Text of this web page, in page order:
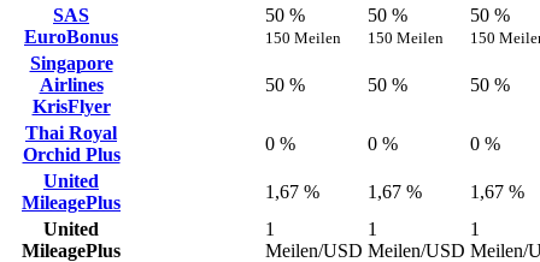
SAS
EuroBonus
50 %
150 Meilen
50 %
150 Meilen
50 %
150
Singapore
Airlines
KrisFlyer
50 % 50 % 50 %
Thai Royal
Orchid Plus
0 % 0 %
0 %
United
MileagePlus
1,67 % 1,67 %
1,67 %
United
MileagePlus
1
Meilen/USD
1
Meilen/USD
1
Meilen/